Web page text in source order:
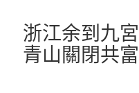
浙江余到九
青山關閉共